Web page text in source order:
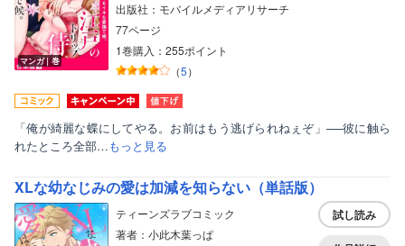
マンガ｜巻
出版社：モバイルメディアリサーチ
77ページ
1巻購入：255ポイント
（5）
「俺が綺麗な蝶にしてやる。お前はもう逃げられねぇぞ」──彼に触ら
れたところ全部…もっと見る
XLな幼なじみの愛は加減を知らない（単話版）
ティーンズラブコミック
著者：小此木葉っぱ
試し読み